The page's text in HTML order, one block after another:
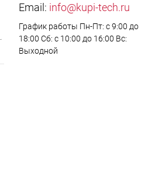
Email: info@kupi-tech.ru
График работы Пн-Пт: с 9:00 до
18:00 Сб: с 10:00 до 16:00 Вс:
Выходной